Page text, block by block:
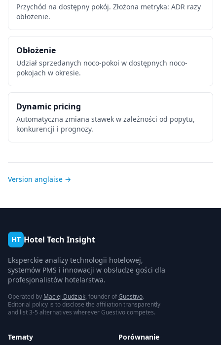
Przychód na dostępny pokój. Złożona metryka: ADR razy
obłożenie.
Obłożenie
Udział sprzedanych noco-pokoi w dostępnych noco-
pokojach w okresie.
Dynamic pricing
Automatyczna zmiana stawek w zależności od popytu,
konkurencji i prognozy.
Version anglaise →
HT Hotel Tech Insight
Eksperckie analizy technologii hotelowej,
systemów PMS i innowacji w obsłudze gości dla
profesjonalistów hotelarstwa.
Operated by Maciej Dudziak, founder ofGuestivo.
Editorial policy is to disclose the affiliation transparently
and list 3-5 alternatives wherever Guestivo competes.
Tematy
Porównanie